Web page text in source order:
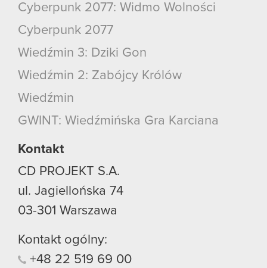
Cyberpunk 2077: Widmo Wolności
Cyberpunk 2077
Wiedźmin 3: Dziki Gon
Wiedźmin 2: Zabójcy Królów
Wiedźmin
GWINT: Wiedźmińska Gra Karciana
Kontakt
CD PROJEKT S.A.
ul. Jagiellońska 74
03-301 Warszawa
Kontakt ogólny:
+48 22 519 69 00